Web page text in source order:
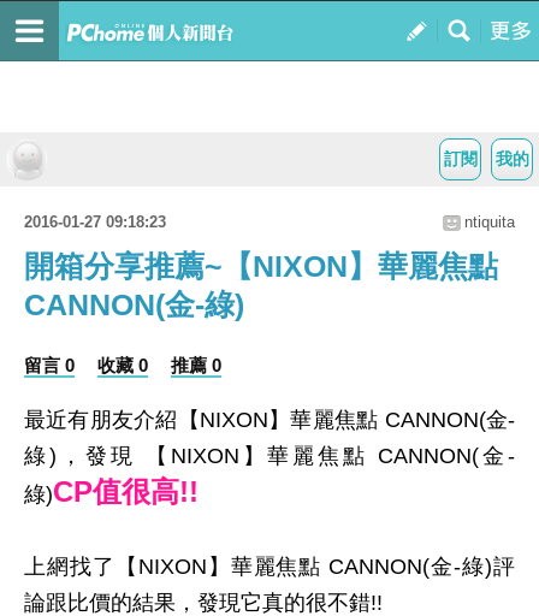
我的
訂閱
2016-01-27 09:18:23 ntiquita
開箱分享推薦~【NIXON】華麗焦點
CANNON(金-綠)
留言 0 收藏 0 推薦 0
最近有朋友介紹【NIXON】華麗焦點 CANNON(金-
綠)，發現 【NIXON】華麗焦點 CANNON(金-
綠)CP值很高!!
上網找了【NIXON】華麗焦點 CANNON(金-綠)評
論跟比價的結果，發現它真的很不錯!!